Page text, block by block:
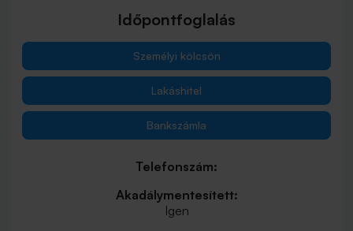
Időpontfoglalás
Személyi kölcsön
Lakáshitel
Bankszámla
Telefonszám:
Akadálymentesített:
Igen